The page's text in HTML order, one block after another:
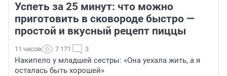
Успеть за 25 минут: что можно
приготовить в сковороде быстро —
простой и вкусный рецепт пиццы
11 часов 7 171 3
Накипело у младшей сестры: «Она уехала жить, а я
осталась быть хорошей»